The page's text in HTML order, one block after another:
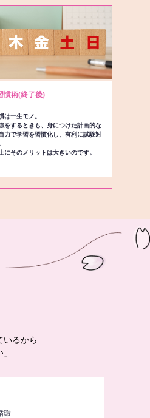
慣術(終了後)
は一生モノ。
をするときも、身につけた計画的な
力で学習を習慣化し、有利に試験対
そのメリットは大きいのです。
いるから
環